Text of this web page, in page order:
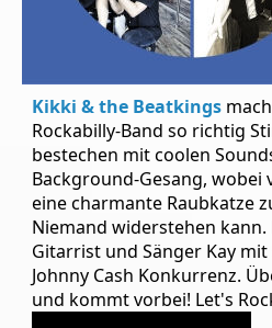
RoofTop
Venues/Termine
Kikki & the Beatkings
Rockabilly-Band so richtig
bestechen mit coolen
Background-Gesang, wobei
eine charmante Raubkatze
Niemand widerstehen
Gitarrist und Sänger Kay
Johnny Cash Konkurrenz.
und kommt vorbei! Let's